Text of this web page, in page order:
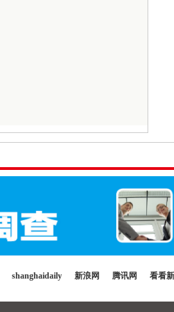
shanghaidaily 新浪网 腾讯网 看看